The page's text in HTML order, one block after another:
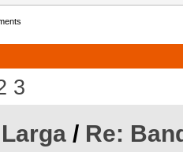
3
/ Re: